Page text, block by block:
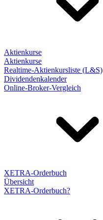
Aktienkurse
Aktienkurse
Realtime-Aktienkursliste (L&S)
Dividendenkalender
Online-Broker-Vergleich
XETRA-Orderbuch
Übersicht
XETRA-Orderbuch?